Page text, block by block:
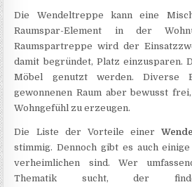
Die Wendeltreppe kann eine
Raumspar-Element in der
Raumspartreppe wird der
damit begründet, Platz einzusparen.
Möbel genutzt werden. Diverse
gewonnenen Raum aber bewusst
Wohngefühl zu erzeugen.
Die Liste der Vorteile einer
stimmig. Dennoch gibt es auch
verheimlichen sind. Wer
Thematik sucht, der